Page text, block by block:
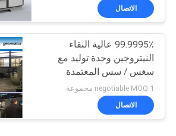
الاتصال
99.9995٪ عالية النقاء
النيتروجين وحدة توليد مع
سغس / سس المعتمدة
negotiable MOQ:1 مجموعة
الاتصال